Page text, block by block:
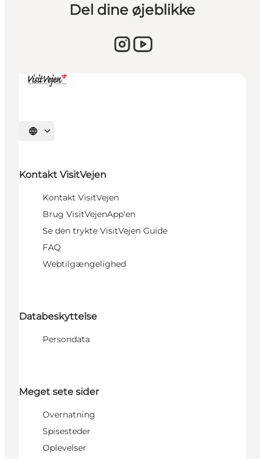
Del dine øjeblikke
Sprache auswählen
Kontakt VisitVejen
Kontakt VisitVejen
Brug VisitVejenApp'en
Se den trykte VisitVejen Guide
FAQ
Webtilgængelighed
Databeskyttelse
Persondata
Meget sete sider
Overnatning
Spisesteder
Oplevelser